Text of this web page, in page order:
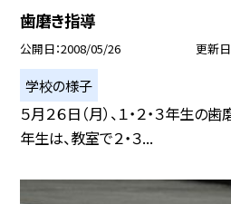
歯磨き指導
公開日 2008/05/26 更新日
学校の様子
５月２６日（月）、１・２・３年生の
年生は、教室で２・３...